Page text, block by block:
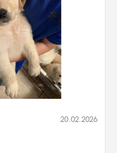
20.02.2026